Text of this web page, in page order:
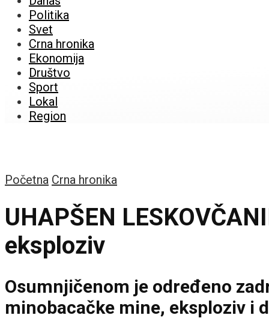
Politika
Svet
Crna hronika
Ekonomija
Društvo
Sport
Lokal
Region
Početna Crna hronika
UHAPŠEN
eksploziv
Osumnjičenom je određeno
minobacačke mine, eksploziv i